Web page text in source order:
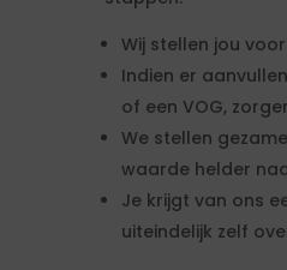
Wij stellen jou
Indien er
of een VOG,
We stellen
waarde helder
Je krijgt van ons
uiteindelijk zelf